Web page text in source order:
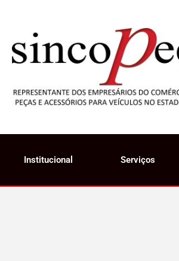
Institucional Serviços